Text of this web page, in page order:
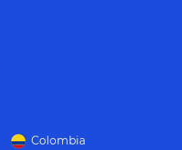
Colombia